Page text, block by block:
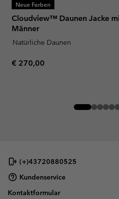
Neue Farben
Cloudview™ Daunen Jacke
Männer
Natürliche Daunen
Regular price:
€ 270,00
(+)43720880525
Kundenservice
Kontaktformular